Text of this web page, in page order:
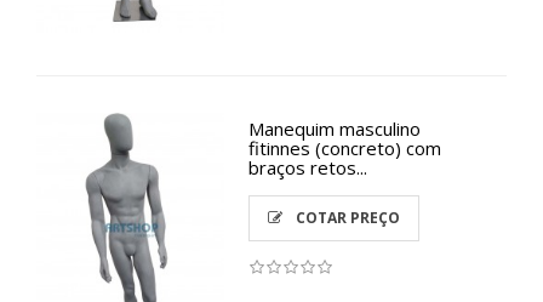
Manequim masculino
fitinnes (concreto) com
braços retos...
COTAR PREÇO